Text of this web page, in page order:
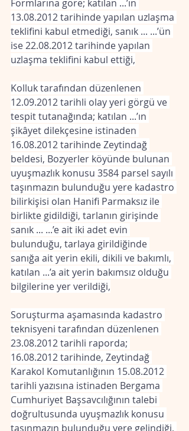
Formlarına göre; katılan ...’ın
13.08.2012 tarihinde yapılan uzlaşma
teklifini kabul etmediği, sanık ... ...’ün
ise 22.08.2012 tarihinde yapılan
uzlaşma teklifini kabul ettiği,
Kolluk tarafından düzenlenen
12.09.2012 tarihli olay yeri görgü ve
tespit tutanağında; katılan ...’ın
şikâyet dilekçesine istinaden
16.08.2012 tarihinde Zeytindağ
beldesi, Bozyerler köyünde bulunan
uyuşmazlık konusu 3584 parsel sayılı
taşınmazın bulunduğu yere kadastro
bilirkişisi olan Hanifi Parmaksız ile
birlikte gidildiği, tarlanın girişinde
sanık ... ...’e ait iki adet evin
bulunduğu, tarlaya girildiğinde
sanığa ait yerin ekili, dikili ve bakımlı,
katılan ...’a ait yerin bakımsız olduğu
bilgilerine yer verildiği,
Soruşturma aşamasında kadastro
teknisyeni tarafından düzenlenen
23.08.2012 tarihli raporda;
16.08.2012 tarihinde, Zeytindağ
Karakol Komutanlığının 15.08.2012
tarihli yazısına istinaden Bergama
Cumhuriyet Başsavcılığının talebi
doğrultusunda uyuşmazlık konusu
taşınmazın bulunduğu yere gelindiği,